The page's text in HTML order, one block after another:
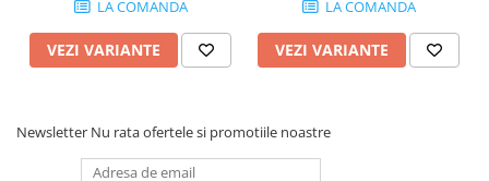
LA COMANDA
VEZI VARIANTE
LA COMANDA
VEZI VARIANTE
Newsletter Nu rata ofertele si promotiile noastre